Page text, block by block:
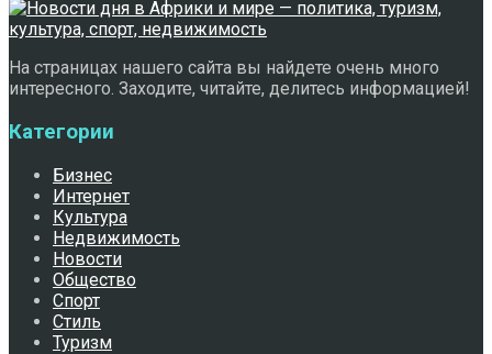
На страницах нашего сайта вы найдете очень много
интересного. Заходите, читайте, делитесь информацией!
Категории
Бизнес
Интернет
Культура
Недвижимость
Новости
Общество
Спорт
Стиль
Туризм